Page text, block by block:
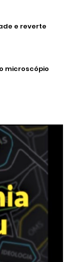
e reverte
microscópio